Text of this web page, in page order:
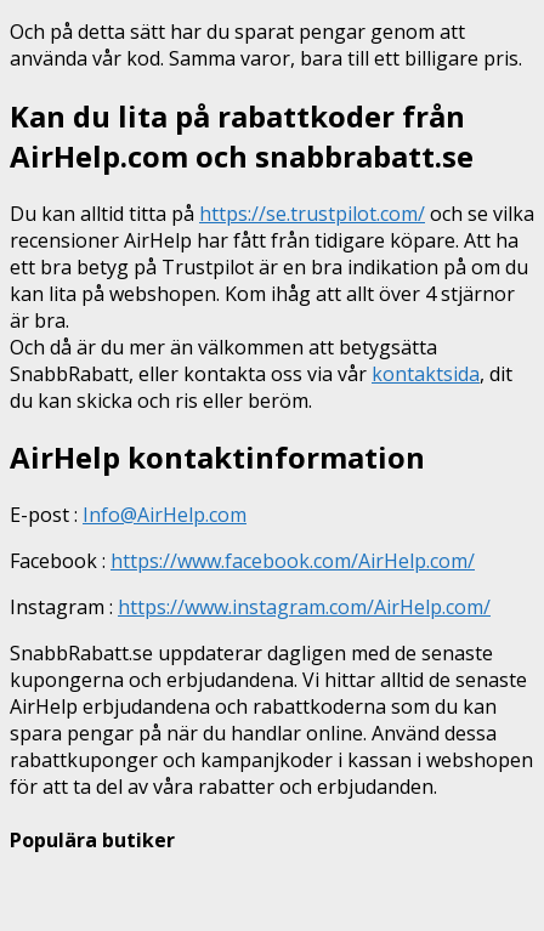
Och på detta sätt har du sparat pengar genom att
använda vår kod. Samma varor, bara till ett billigare pris.
Kan du lita på rabattkoder från
AirHelp.com och snabbrabatt.se
Du kan alltid titta på https://se.trustpilot.com/och se vilka
recensioner AirHelp har fått från tidigare köpare. Att ha
ett bra betyg på Trustpilot är en bra indikation på om du
kan lita på webshopen. Kom ihåg att allt över 4 stjärnor
är bra.
Och då är du mer än välkommen att betygsätta
SnabbRabatt, eller kontakta oss via vår kontaktsida, dit
du kan skicka och ris eller beröm.
AirHelp kontaktinformation
E-post : Info@AirHelp.com
Facebook : https://www.facebook.com/AirHelp.com/
Instagram : https://www.instagram.com/AirHelp.com/
SnabbRabatt.se uppdaterar dagligen med de senaste
kupongerna och erbjudandena. Vi hittar alltid de senaste
AirHelp erbjudandena och rabattkoderna som du kan
spara pengar på när du handlar online. Använd dessa
rabattkuponger och kampanjkoder i kassan i webshopen
för att ta del av våra rabatter och erbjudanden.
Populära butiker